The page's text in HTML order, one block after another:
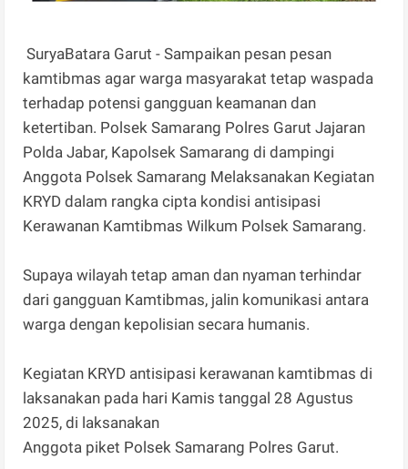
SuryaBatara Garut - Sampaikan pesan pesan
kamtibmas agar warga masyarakat tetap waspada
terhadap potensi gangguan keamanan dan
ketertiban. Polsek Samarang Polres Garut Jajaran
Polda Jabar, Kapolsek Samarang di dampingi
Anggota Polsek Samarang Melaksanakan Kegiatan
KRYD dalam rangka cipta kondisi antisipasi
Kerawanan Kamtibmas Wilkum Polsek Samarang.
Supaya wilayah tetap aman dan nyaman terhindar
dari gangguan Kamtibmas, jalin komunikasi antara
warga dengan kepolisian secara humanis.
Kegiatan KRYD antisipasi kerawanan kamtibmas di
laksanakan pada hari Kamis tanggal 28 Agustus
2025, di laksanakan
Anggota piket Polsek Samarang Polres Garut.